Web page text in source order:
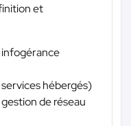
et
infogérance
hébergés)
de réseau